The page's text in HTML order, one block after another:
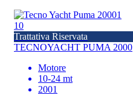
10
Trattativa Riservata
TECNOYACHT PUMA 2000
Motore
10-24 mt
2001